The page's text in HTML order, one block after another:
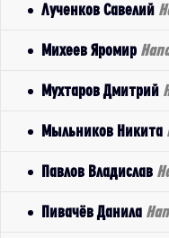
Лученков Савелий
Михеев Яромир
Мухтаров Дмитрий
Мыльников Никита
Павлов Владислав
Пивачёв Данила